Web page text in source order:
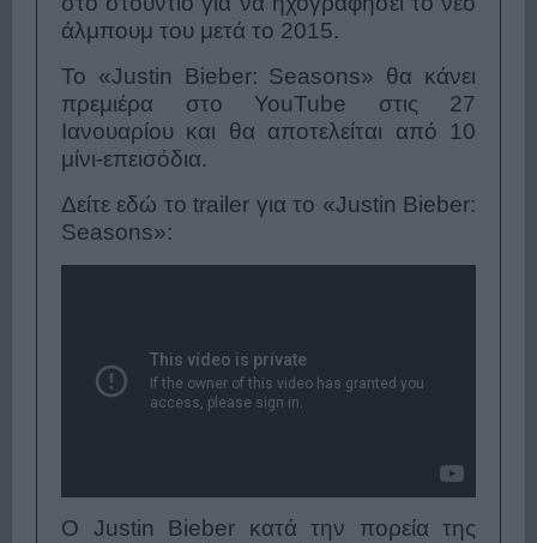
άλμπουμ του μετά το 2015.
Το «Justin Bieber: Seasons» θα κάνει
πρεμιέρα στο YouTube στις 27
Ιανουαρίου και θα αποτελείται από 10
μίνι-επεισόδια.
Δείτε εδώ το trailer για το «Justin Bieber:
Seasons»:
Ο Justin Bieber κατά την πορεία της